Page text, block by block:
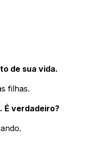
de sua vida.
filhas.
É verdadeiro?